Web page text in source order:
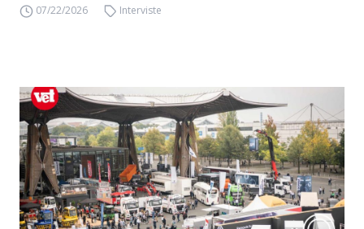
07/22/2026 Interviste